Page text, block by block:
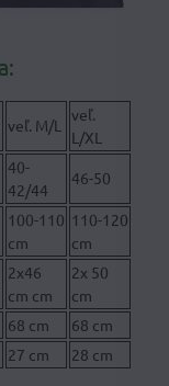
veľ. M/L
veľ.
L/XL
40-
42/44
46-50
100-110
cm
110-120
cm
2x46
cm cm
2x 50
cm
68 cm
68 cm
27 cm 28 cm